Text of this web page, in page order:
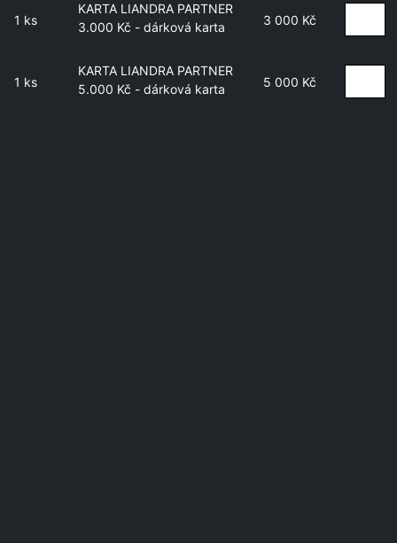
1 ks
KARTA LIANDRA PARTNER
3.000 Kč - dárková karta
3 000 Kč
1 ks
KARTA LIANDRA PARTNER
5.000 Kč - dárková karta
5 000 Kč